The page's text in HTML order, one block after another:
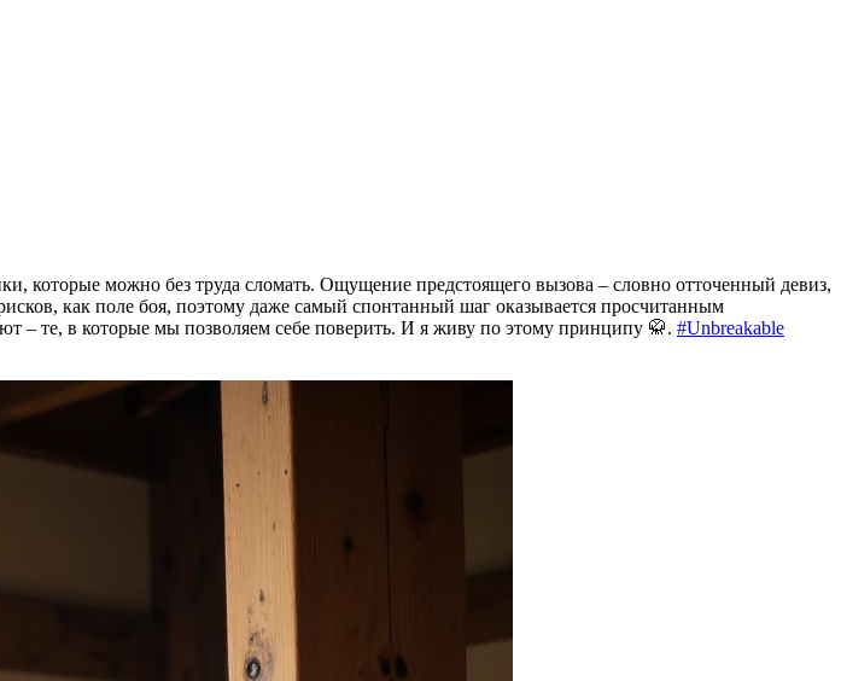
которые можно без труда сломать. Ощущение предстоящего вызова – словно отточенный девиз,
как поле боя, поэтому даже самый спонтанный шаг оказывается просчитанным
– те, в которые мы позволяем себе поверить. И я живу по этому принципу 🥋. #Unbreakable